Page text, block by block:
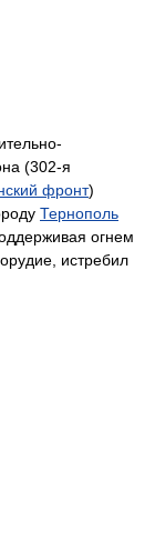
(302-я
фронт)
Тернополь
огнем
истребил